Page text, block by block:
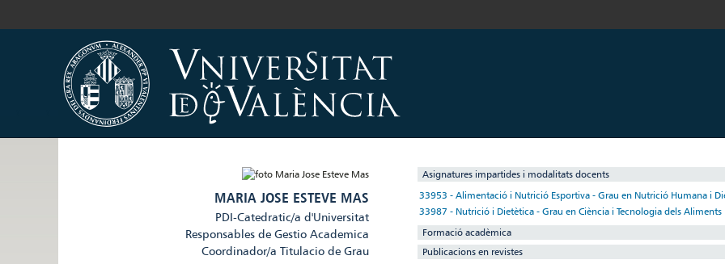
MARIA JOSE ESTEVE MAS
PDI-Catedratic/a d'Universitat
Responsables de Gestio Academica
Coordinador/a Titulacio de Grau
Asignatures impartides i modalitats docents
33953 - Alimentació i Nutrició Esportiva - Grau en Nutrició Humana i
33987 - Nutrició i Dietètica - Grau en Ciència i Tecnologia dels Aliments
Formació acadèmica
Publicacions en revistes